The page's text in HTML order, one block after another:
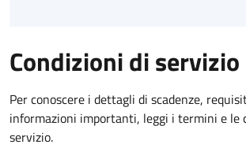
Condizioni di servizio
Per conoscere i dettagli di scadenze,
informazioni importanti, leggi i termini e le
servizio.